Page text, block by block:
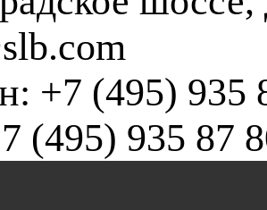
+7 (495) 935
(495) 935 87